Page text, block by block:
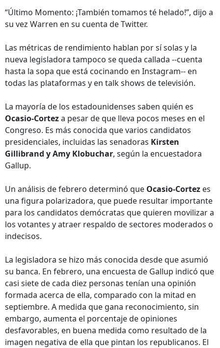
“Último Momento: ¡También tomamos té helado!”, dijo a
su vez Warren en su cuenta de Twitter.
Las métricas de rendimiento hablan por sí solas y la
nueva legisladora tampoco se queda callada --cuenta
hasta la sopa que está cocinando en Instagram-- en
todas las plataformas y en talk shows de televisión.
La mayoría de los estadounidenses saben quién es
Ocasio-Corteza pesar de que lleva pocos meses en el
Congreso. Es más conocida que varios candidatos
presidenciales, incluidas las senadoras Kirsten
Gillibrand y Amy Klobuchar, según la encuestadora
Gallup.
Un análisis de febrero determinó que Ocasio-Cortez es
una figura polarizadora, que puede resultar importante
para los candidatos demócratas que quieren movilizar a
los votantes y atraer respaldo de sectores moderados o
indecisos.
La legisladora se hizo más conocida desde que asumió
su banca. En febrero, una encuesta de Gallup indicó que
casi siete de cada diez personas tenían una opinión
formada acerca de ella, comparado con la mitad en
septiembre. A medida que gana reconocimiento, sin
embargo, aumenta el porcentaje de opiniones
desfavorables, en buena medida como resultado de la
imagen negativa de ella que pintan los republicanos. El